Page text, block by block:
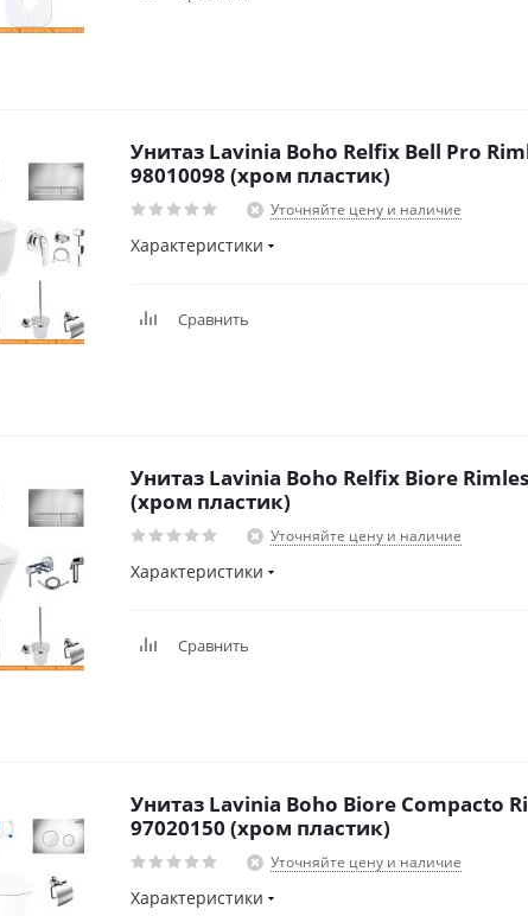
Унитаз Lavinia Boho Relfix Bell Pro
98010098 (хром пластик)
Уточняйте цену и наличие
Характеристики
Сравнить
Унитаз Lavinia Boho Relfix Biore
(хром пластик)
Уточняйте цену и наличие
Характеристики
Сравнить
Унитаз Lavinia Boho Biore Compacto
97020150 (хром пластик)
Уточняйте цену и наличие
Характеристики